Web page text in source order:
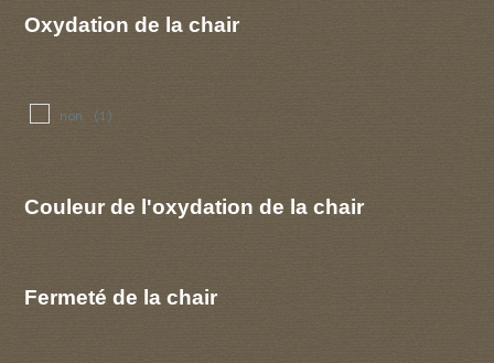
Oxydation de la chair
non (1)
Couleur de l'oxydation de la chair
Fermeté de la chair